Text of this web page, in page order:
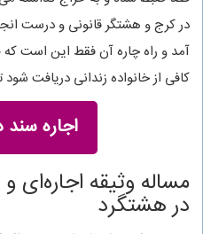
در کرج و هشتگر قانونی و درست
آمد و راه چاره آن فقط این است که
کافی از خانواده زندانی دریافت
اجاره
مساله وثیقه اجاره‌ای
در هشتگرد